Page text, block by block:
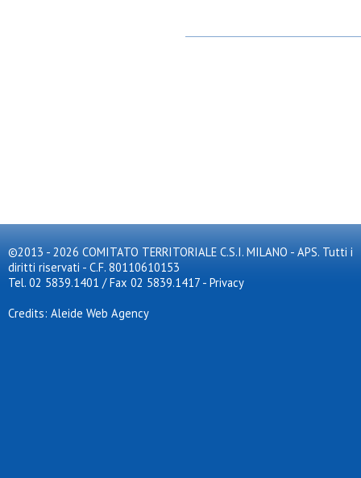
©2013 - 2026 COMITATO TERRITORIALE C.S.I. MILANO - APS. Tutti i
diritti riservati - C.F. 80110610153
Tel. 02 5839.1401 / Fax 02 5839.1417 - Privacy
Credits: Aleide Web Agency